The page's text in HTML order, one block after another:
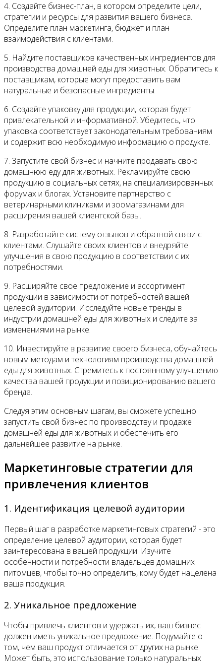
4. Создайте бизнес-план, в котором определите цели,
стратегии и ресурсы для развития вашего бизнеса.
Определите план маркетинга, бюджет и план
взаимодействия с клиентами.
5. Найдите поставщиков качественных ингредиентов для
производства домашней еды для животных. Обратитесь к
поставщикам, которые могут предоставить вам
натуральные и безопасные ингредиенты.
6. Создайте упаковку для продукции, которая будет
привлекательной и информативной. Убедитесь, что
упаковка соответствует законодательным требованиям
и содержит всю необходимую информацию о продукте.
7. Запустите свой бизнес и начните продавать свою
домашнюю еду для животных. Рекламируйте свою
продукцию в социальных сетях, на специализированных
форумах и блогах. Установите партнерство с
ветеринарными клиниками и зоомагазинами для
расширения вашей клиентской базы.
8. Разработайте систему отзывов и обратной связи с
клиентами. Слушайте своих клиентов и внедряйте
улучшения в свою продукцию в соответствии с их
потребностями.
9. Расширяйте свое предложение и ассортимент
продукции в зависимости от потребностей вашей
целевой аудитории. Исследуйте новые тренды в
индустрии домашней еды для животных и следите за
изменениями на рынке.
10. Инвестируйте в развитие своего бизнеса, обучайтесь
новым методам и технологиям производства домашней
еды для животных. Стремитесь к постоянному улучшению
качества вашей продукции и позиционированию вашего
бренда.
Следуя этим основным шагам, вы сможете успешно
запустить свой бизнес по производству и продаже
домашней еды для животных и обеспечить его
дальнейшее развитие на рынке.
Маркетинговые стратегии для
привлечения клиентов
1. Идентификация целевой аудитории
Первый шаг в разработке маркетинговых стратегий - это
определение целевой аудитории, которая будет
заинтересована в вашей продукции. Изучите
особенности и потребности владельцев домашних
питомцев, чтобы точно определить, кому будет нацелена
ваша продукция.
2. Уникальное предложение
Чтобы привлечь клиентов и удержать их, ваш бизнес
должен иметь уникальное предложение. Подумайте о
том, чем ваш продукт отличается от других на рынке.
Может быть, это использование только натуральных